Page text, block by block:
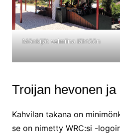
Mönkijät valmiina lähtöön
Troijan hevonen
Kahvilan takana on
se on nimetty WRC:si -